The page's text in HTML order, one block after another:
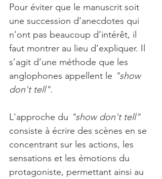
Pour éviter que le manuscrit soit
une succession d’anecdotes qui
n’ont pas beaucoup d’intérêt, il
faut montrer au lieu d’expliquer. Il
s’agit d’une méthode que les
anglophones appellent le "show
don't tell".
L'approche du "show don't tell"
consiste à écrire des scènes en se
concentrant sur les actions, les
sensations et les émotions du
protagoniste, permettant ainsi au